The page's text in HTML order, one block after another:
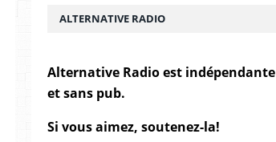
ALTERNATIVE RADIO
Alternative Radio est indépendante
et sans pub.
Si vous aimez, soutenez-la!